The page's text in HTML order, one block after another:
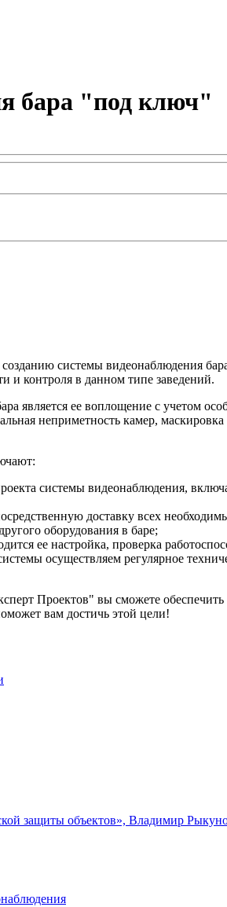
бара "под ключ"
системы видеонаблюдения
и контроля в данном типе заведений.
является ее воплощение с учетом
неприметность камер,
системы видеонаблюдения,
доставку всех
оборудования в баре;
ее настройка, проверка
осуществляем регулярное
Проектов" вы сможете
вам достичь этой цели!
защиты объектов», Владимир